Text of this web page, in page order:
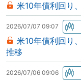
米10年債利回り
2026/07/07 09:07
米10年債利回り
推移
2026/07/06 09:06